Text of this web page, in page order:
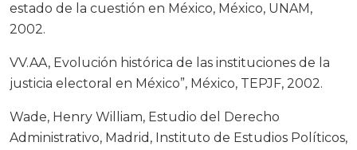
estado de la cuestión en México, México, UNAM,
2002.
VV.AA, Evolución histórica de las instituciones de la
justicia electoral en México”, México, TEPJF, 2002.
Wade, Henry William, Estudio del Derecho
Administrativo, Madrid, Instituto de Estudios Políticos,